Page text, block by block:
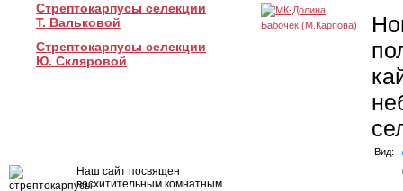
Стрептокарпусы селекции
Т. Вальковой
Стрептокарпусы селекции
Ю. Скляровой
Наш сайт посвящен
восхитительным комнатным
Вид: